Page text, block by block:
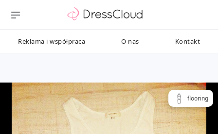
Reklama i współpraca O nas Kontakt
flooring